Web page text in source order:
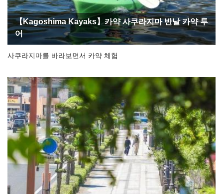
【Kagoshima Kayaks】카약 사쿠라지마 반날 카약 투
어
사쿠라지마를 바라보면서 카약 체험